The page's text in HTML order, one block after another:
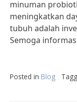
minuman
meningkatkan
tubuh adalah
Semoga
Posted in Blog